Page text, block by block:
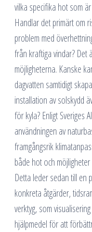
vilka specifika hot som
Handlar det primärt om
problem med
från kraftiga vindar? Det
möjligheterna. Kanske
dagvatten samtidigt
installation av solskydd
för kyla? Enligt Sveriges
användningen av
framgångsrik
både hot och
Detta leder sedan till en
konkreta åtgärder,
verktyg, som
hjälpmedel för att